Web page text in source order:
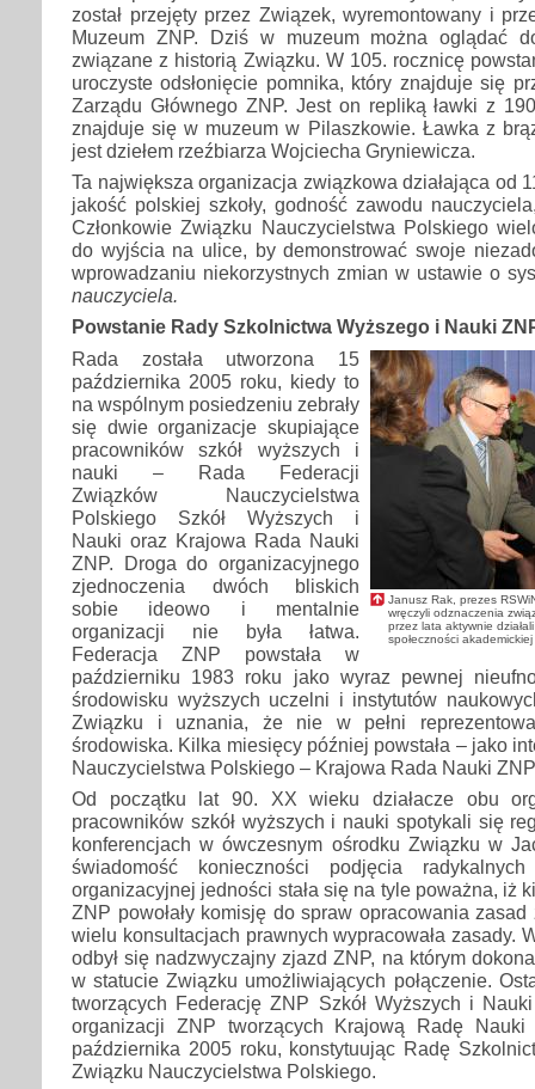
został przejęty przez Związek, wyremontowany i
Muzeum ZNP. Dziś w muzeum można oglądać
związane z historią Związku. W 105. rocznicę
uroczyste odsłonięcie pomnika, który znajduje się
Zarządu Głównego ZNP. Jest on repliką ławki z
znajduje się w muzeum w Pilaszkowie. Ławka z
jest dziełem rzeźbiarza Wojciecha Gryniewicza.
Ta największa organizacja związkowa działająca od
jakość polskiej szkoły, godność zawodu
Członkowie Związku Nauczycielstwa Polskiego
do wyjścia na ulice, by demonstrować swoje
wprowadzaniu niekorzystnych zmian w ustawie o
nauczyciela.
Powstanie Rady Szkolnictwa Wyższego i Nauki
Janusz Rak, prezes
wręczyli odznaczenia
przez lata aktywnie
społeczności akademickiej
Rada została utworzona 15
października 2005 roku, kiedy to
na wspólnym posiedzeniu zebrały
się dwie organizacje skupiające
pracowników szkół wyższych i
nauki – Rada Federacji
Związków Nauczycielstwa
Polskiego Szkół Wyższych i
Nauki oraz Krajowa Rada Nauki
ZNP. Droga do organizacyjnego
zjednoczenia dwóch bliskich
sobie ideowo i mentalnie
organizacji nie była łatwa.
Federacja ZNP powstała w
październiku 1983 roku jako wyraz pewnej
środowisku wyższych uczelni i instytutów
Związku i uznania, że nie w pełni
środowiska. Kilka miesięcy później powstała – jako
Nauczycielstwa Polskiego – Krajowa Rada Nauki
Od początku lat 90. XX wieku działacze obu
pracowników szkół wyższych i nauki spotykali się
konferencjach w ówczesnym ośrodku Związku w
świadomość konieczności podjęcia
organizacyjnej jedności stała się na tyle poważna, iż
ZNP powołały komisję do spraw opracowania
wielu konsultacjach prawnych wypracowała zasady.
odbył się nadzwyczajny zjazd ZNP, na którym
w statucie Związku umożliwiających połączenie.
tworzących Federację ZNP Szkół Wyższych i
organizacji ZNP tworzących Krajową Radę
października 2005 roku, konstytuując Radę
Związku Nauczycielstwa Polskiego.